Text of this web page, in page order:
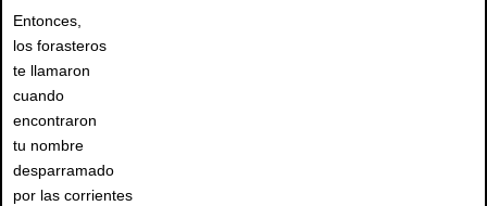
Entonces,
los forasteros
te llamaron
cuando
encontraron
tu nombre
desparramado
por las corrientes